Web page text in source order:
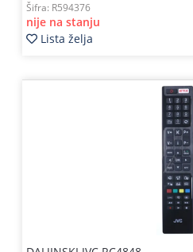
Šifra: R594376
nije na stanju
Lista želja